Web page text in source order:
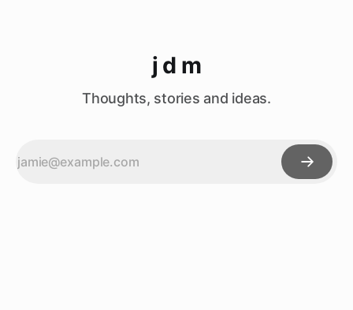
j d m
Thoughts, stories and ideas.